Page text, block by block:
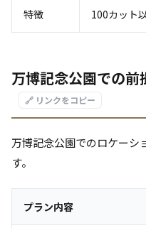
特徴 100カット
万博記念公園での前
🔗 リンクをコピー
万博記念公園でのロケーシ
す。
プラン内容